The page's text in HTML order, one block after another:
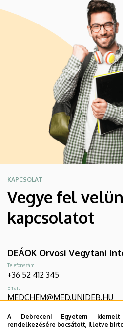
KAPCSOLAT
Vegye fel
kapcsolatot
DEÁOK Orvosi Vegytani
Telefonszám
+36 52 412 345
Email
MEDCHEM@MED.UNIDEB.HU
4032 Debrecen, Egyetem tér 1.
A Debreceni Egyetem
rendelkezésére bocsátott, illetve